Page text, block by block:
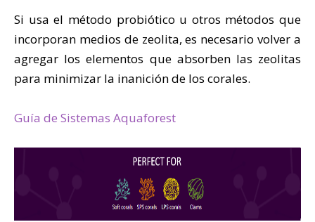
Si usa el método probiótico u otros métodos que
incorporan medios de zeolita, es necesario volver a
agregar los elementos que absorben las zeolitas
para minimizar la inanición de los corales.
Guía de Sistemas Aquaforest